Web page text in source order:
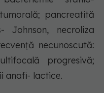
pancreatită
Johnson, necroliza
necunoscută:
progresivă;
anafi- lactice.